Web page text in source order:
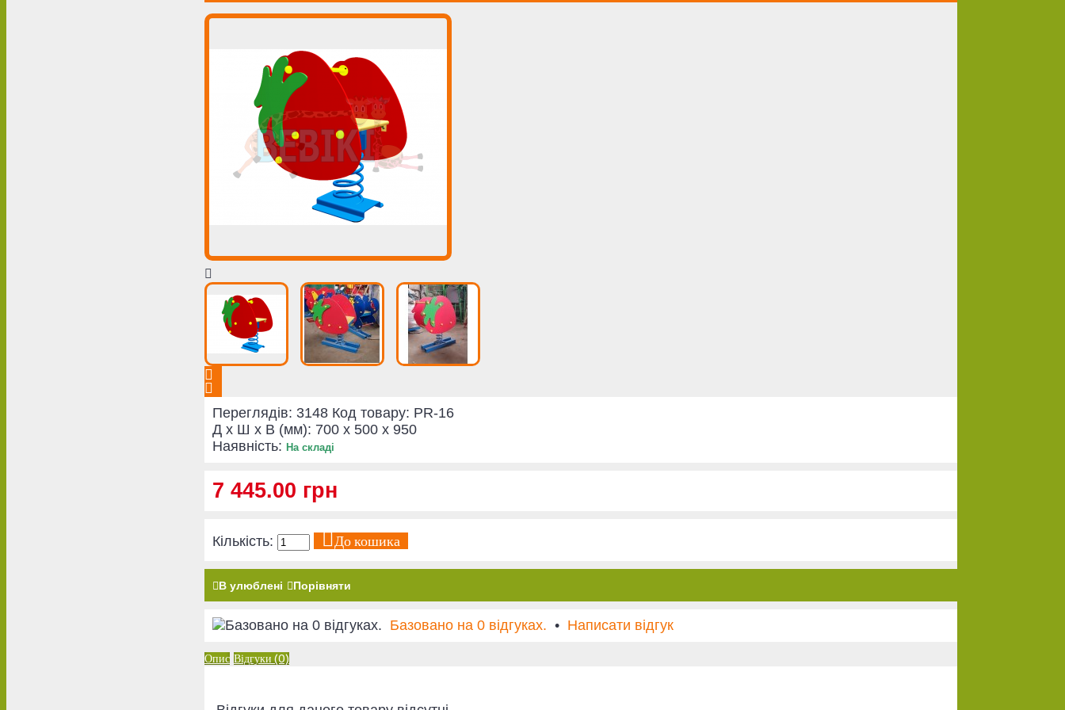
Переглядів: 3148 Код товару: PR-16
Д x Ш x В (мм): 700 x 500 x 950
Наявність: На складі
7 445.00 грн
Кількість: До кошика
В улюблені Порівняти
Базовано на 0 відгуках. • Написати відгук
Опис Відгуки (0)